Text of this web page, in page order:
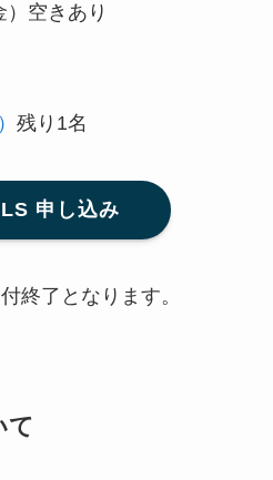
空きあり
残り1名
申し込み
終了となります。
て